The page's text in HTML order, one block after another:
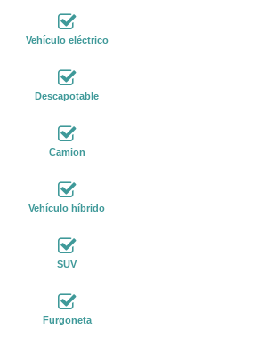
Vehículo eléctrico
Descapotable
Camion
Vehículo híbrido
SUV
Furgoneta